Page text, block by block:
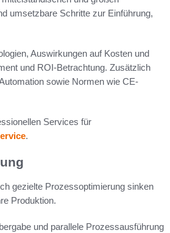
umsetzbare Schritte zur Einführung,
Auswirkungen auf Kosten und
und ROI-Betrachtung. Zusätzlich
sowie Normen wie CE-
Services für
.
gezielte Prozessoptimierung sinken
Produktion.
und parallele Prozessausführung